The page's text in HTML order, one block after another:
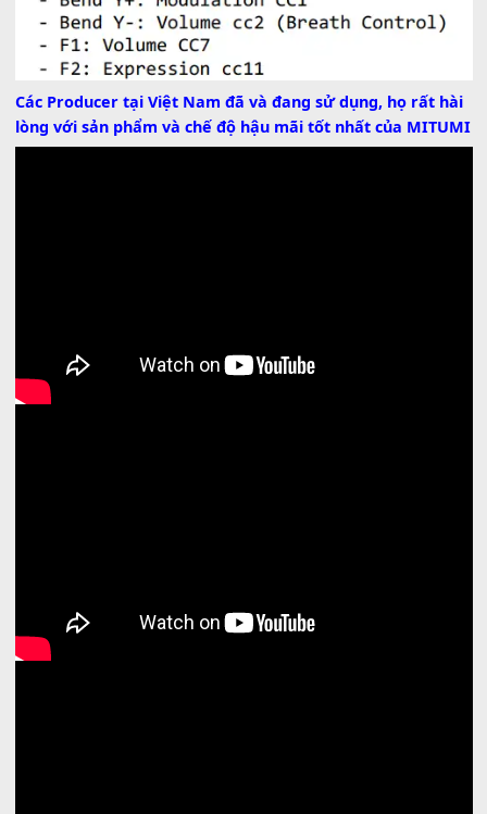
Các Producer tại Việt Nam đã và đang sử dụng, họ
lòng với sản phẩm và chế độ hậu mãi tốt nhất của